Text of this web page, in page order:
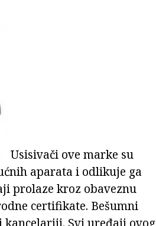
Usisivači ove marke su
aparata i odlikuje ga
prolaze kroz obaveznu
certifikate. Bešumni
kancelariji. Svi uređaji ovog